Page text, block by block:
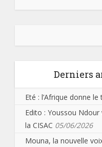
Derniers
Eté : l’Afrique donne le
Edito : Youssou
la CISAC 05/06/2026
Mouna, la nouvelle